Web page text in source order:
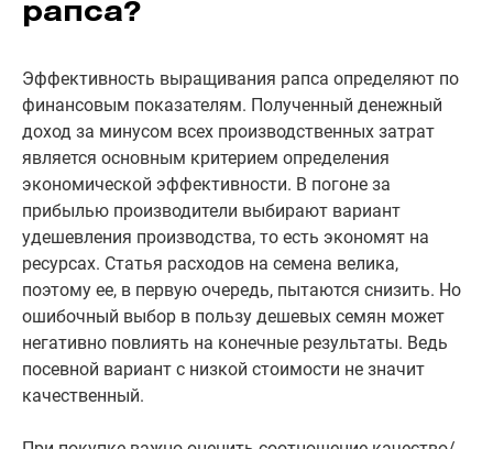
рапса?
Эффективность выращивания рапса определяют по
финансовым показателям. Полученный денежный
доход за минусом всех производственных затрат
является основным критерием определения
экономической эффективности. В погоне за
прибылью производители выбирают вариант
удешевления производства, то есть экономят на
ресурсах. Статья расходов на семена велика,
поэтому ее, в первую очередь, пытаются снизить. Но
ошибочный выбор в пользу дешевых семян может
негативно повлиять на конечные результаты. Ведь
посевной вариант с низкой стоимости не значит
качественный.